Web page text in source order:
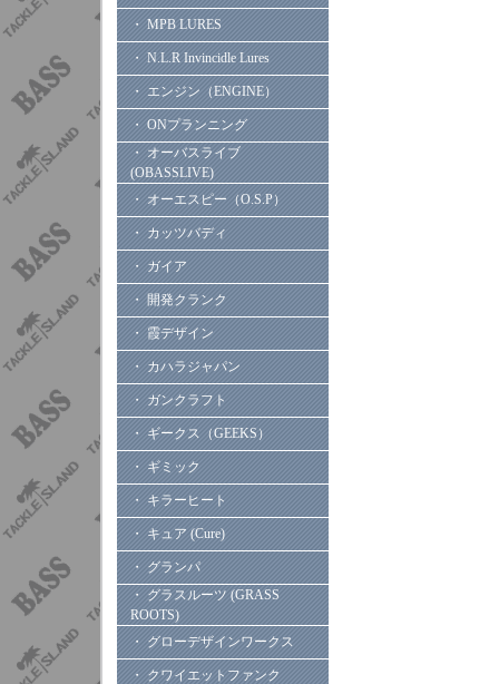
・ MPB LURES
・ N.L.R Invincidle Lures
・ エンジン（ENGINE）
・ ONプランニング
・ オーバスライブ
(OBASSLIVE)
・ オーエスピー（O.S.P）
・ カッツバディ
・ ガイア
・ 開発クランク
・ 霞デザイン
・ カハラジャパン
・ ガンクラフト
・ ギークス（GEEKS）
・ ギミック
・ キラーヒート
・ キュア (Cure)
・ グランパ
・ グラスルーツ (GRASS
ROOTS)
・ グローデザインワークス
・ クワイエットファンク